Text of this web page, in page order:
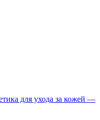
для ухода за кожей —